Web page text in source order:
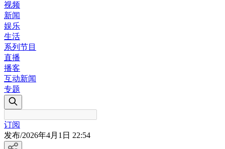
视频
新闻
娱乐
生活
系列节目
直播
播客
互动新闻
专题
订阅
发布/2026年4月1日 22:54